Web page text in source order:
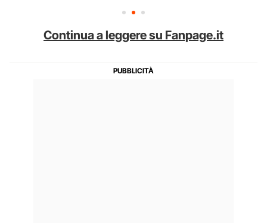
Continua a leggere su Fanpage.it